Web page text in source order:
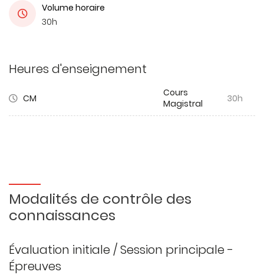
Volume horaire
30h
Heures d'enseignement
CM
Cours
Magistral
30h
Modalités de contrôle des
connaissances
Évaluation initiale / Session principale -
Épreuves